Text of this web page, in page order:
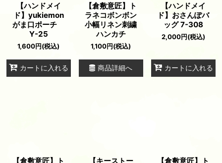
【ハンドメイ
ド】yukiemon
がま口ポーチ
Y-25
1,600円(税込)
カートに入れる
【倉敷意匠】ト
ラネコボンボン
小幅リネン刺繍
ハンカチ
1,100円(税込)
商品詳細へ
【ハンドメイ
ド】おさんぽバ
ッグ 7-308
2,000円(税込)
カートに入れる
【倉敷意匠】ト
【キーストー
【倉敷意匠】ト